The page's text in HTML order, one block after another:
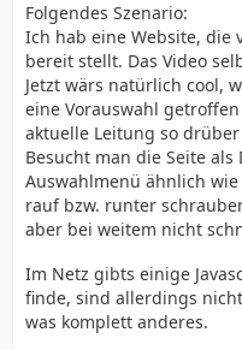
Folgendes Szenario:
Ich hab eine Website, die
bereit stellt. Das Video
Jetzt wärs natürlich cool,
eine Vorauswahl
aktuelle Leitung so
Besucht man die Seite
Auswahlmenü ähnlich
rauf bzw. runter
aber bei weitem nicht
Im Netz gibts einige
finde, sind allerdings
was komplett anderes.